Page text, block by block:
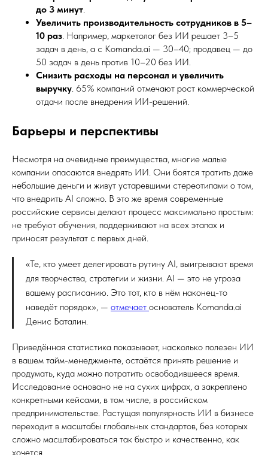
до 3 минут.
Увеличить производительность сотрудников в 5–
10 раз. Например, маркетолог без ИИ решает 3–5
задач в день, а с Komanda.ai — 30–40; продавец — до
50 задач в день против 10–20 без ИИ.
Снизить расходы на персонал и увеличить
выручку. 65% компаний отмечают рост коммерческой
отдачи после внедрения ИИ-решений.
Барьеры и перспективы
Несмотря на очевидные преимущества, многие малые
компании опасаются внедрять ИИ. Они боятся тратить даже
небольшие деньги и живут устаревшими стереотипами о том,
что внедрить AI сложно. В это же время современные
российские сервисы делают процесс максимально простым:
не требуют обучения, поддерживают на всех этапах и
приносят результат с первых дней.
«Те, кто умеет делегировать рутину AI, выигрывают время
для творчества, стратегии и жизни. AI — это не угроза
вашему расписанию. Это тот, кто в нём наконец-то
наведёт порядок», — отмечает основатель Komanda.ai
Денис Баталин.
Приведённая статистика показывает, насколько полезен ИИ
в вашем тайм-менеджменте, остаётся принять решение и
продумать, куда можно потратить освободившееся время.
Исследование основано не на сухих цифрах, а закреплено
конкретными кейсами, в том числе, в российском
предпринимательстве. Растущая популярность ИИ в бизнесе
переходит в масштабы глобальных стандартов, без которых
сложно масштабироваться так быстро и качественно, как
хочется.